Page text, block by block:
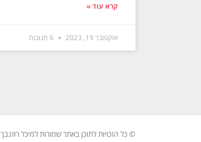
קרא עוד »
אוקטובר 19, 2023
© כל הזכויות לתוכן באתר שמורות למיכל רוזנבך 2026. אין להעתיק או לשכפל ללא רשות בכתב.